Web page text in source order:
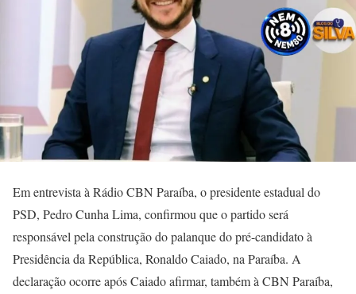
Em entrevista à Rádio CBN Paraíba, o presidente estadual do
PSD, Pedro Cunha Lima, confirmou que o partido será
responsável pela construção do palanque do pré-candidato à
Presidência da República, Ronaldo Caiado, na Paraíba. A
declaração ocorre após Caiado afirmar, também à CBN Paraíba,